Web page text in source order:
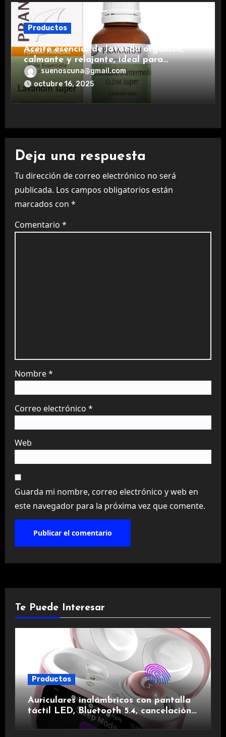
Productos
Aceite esencial de lavanda orgánico,
calmante y relajante, ideal para
aromaterapia.
suenoscuna@gmail.com
octubre 16, 2025
Deja una respuesta
Tu dirección de correo electrónico no será
publicada. Los campos obligatorios están
marcados con *
Comentario *
Nombre*
Correo electrónico *
Web
Guarda mi nombre, correo electrónico y web en
este navegador para la próxima vez que comente.
Te Puede Interesar
Productos
Auriculares inalámbricos con pantalla
táctil LED, Bluetooth 5.4, cancelación
de ruido, impermeables y de larga
duración.